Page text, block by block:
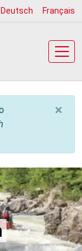
Deutsch Français
×